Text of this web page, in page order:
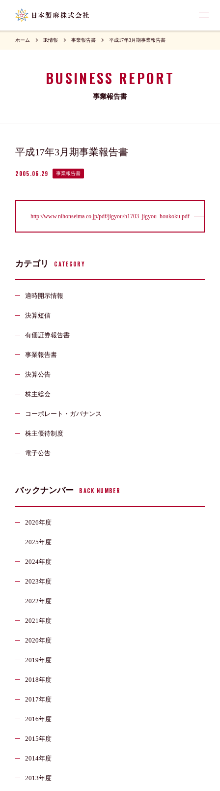
ホーム IR情報 事業報告書 平成17年3月期事業報告書
BUSINESS REPORT
事業報告書
平成17年3月期事業報告書
2005.06.29 事業報告書
http://www.nihonseima.co.jp/pdf/jigyou/h1703_jigyou_houkoku.pdf
カテゴリ CATEGORY
適時開示情報
決算短信
有価証券報告書
事業報告書
決算公告
株主総会
コーポレート・ガバナンス
株主優待制度
電子公告
バックナンバー BACK NUMBER
2026年度
2025年度
2024年度
2023年度
2022年度
2021年度
2020年度
2019年度
2018年度
2017年度
2016年度
2015年度
2014年度
2013年度